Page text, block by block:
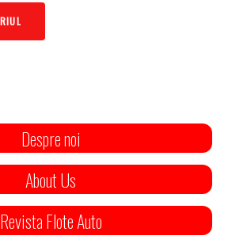
Despre noi
About Us
Revista Flote Auto